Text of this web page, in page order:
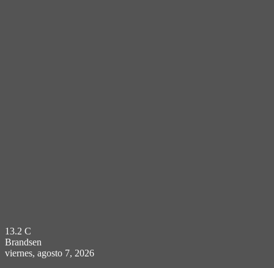
13.2 C
Brandsen
viernes, agosto 7, 2026